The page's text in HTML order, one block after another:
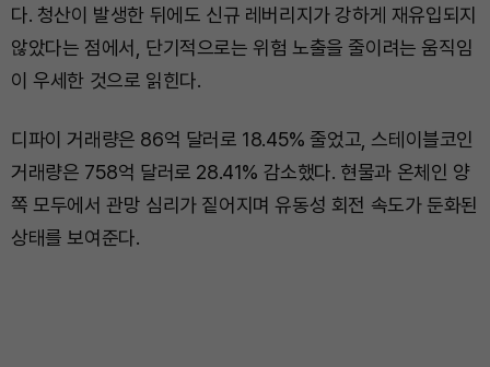
다. 청산이 발생한 뒤에도 신규 레버리지가 강하게 재유입되지
않았다는 점에서, 단기적으로는 위험 노출을 줄이려는 움직임
이 우세한 것으로 읽힌다.
디파이 거래량은 86억 달러로 18.45% 줄었고, 스테이블코인
거래량은 758억 달러로 28.41% 감소했다. 현물과 온체인 양
쪽 모두에서 관망 심리가 짙어지며 유동성 회전 속도가 둔화된
상태를 보여준다.